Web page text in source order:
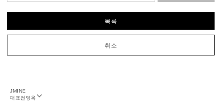
목록
취소
JMINE
대표전영옥